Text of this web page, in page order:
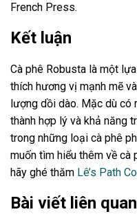
French Press.
Kết luận
Cà phê Robusta là một
thích hương vị mạnh mẽ
lượng dồi dào. Mặc dù
thành hợp lý và khả năng
trong những loại cà phê
muốn tìm hiểu thêm về cà
hãy ghé thăm Lê’s Path
Bài viết liên quan